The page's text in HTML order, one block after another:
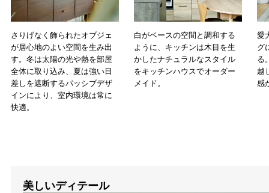
さりげなく飾られたオブジェ
が居心地のよい空間を生み出
す。冬は太陽の光や熱を部屋
全体に取り込み、夏は強い日
差しを遮断するパッシブデザ
インにより、室内環境は常に
快適。
白がベースの空間と調和する
ように、キッチンは木目を生
かしたナチュラルなスタイル
をキッチンハウスでオーダー
メイド。
愛
グ
る
越
感
美しいディテール